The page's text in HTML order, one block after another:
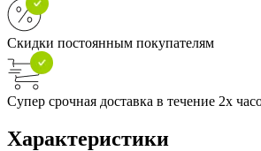
Скидки постоянным покупателям
Супер срочная доставка в течение 2х
Характеристики